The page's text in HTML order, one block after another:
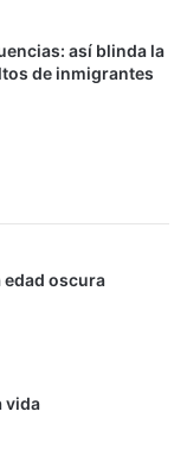
así blinda la
de inmigrantes
edad oscura
vida